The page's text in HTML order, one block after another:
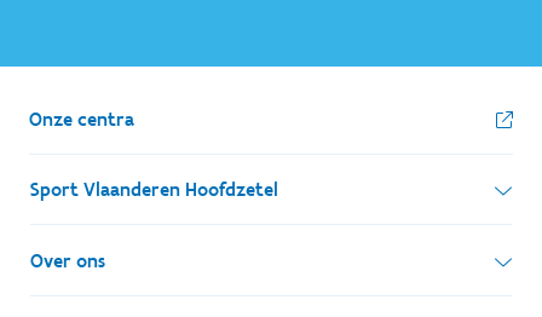
Onze centra
Sport Vlaanderen Hoofdzetel
Simon Bolivarlaan 17
1000 Brussel
Over ons